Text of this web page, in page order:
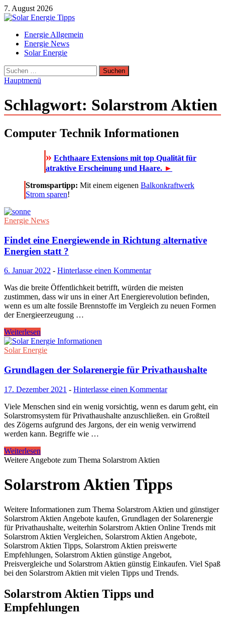
Zum
Inhalt
7. August 2026
Solar Energie Tipps
Solar Energie und Photovoltaik Informationen und Tipps
Energie Allgemein
Energie News
Solar Energie
Suchen
nach:
Hauptmenü
Schlagwort: Solarstrom Aktien
Computer Technik Informationen
» Echthaare Extensions mit top Qualität für
atraktive Erscheinung und Haare. ►
Stromspartipp: Mit einem eigenen Balkonkraftwerk
Strom sparen!
Energie News
Findet eine Energiewende in Richtung alternative
Energien statt ?
6. Januar 2022 - Hinterlasse einen Kommentar
Was die breite Öffentlichkeit betrifft, würden die meisten
zustimmen, dass wir uns in einer Art Energierevolution befinden,
wenn es um alte fossile Brennstoffe im Vergleich zu neuen Formen
der Energieerzeugung …
Weiterlesen
Solar Energie
Grundlagen der Solarenergie für Privathaushalte
17. Dezember 2021 - Hinterlasse einen Kommentar
Viele Menschen sind ein wenig vorsichtig, wenn es darum geht, ein
Solarstromsystem für Privathaushalte anzuschließen. ein Großteil
des Zögerns aufgrund des Jargons, der ein wenig verwirrend
werden kann. Begriffe wie …
Weiterlesen
Weitere Angebote zum Thema Solarstrom Aktien
Solarstrom Aktien Tipps
Weitere Informationen zum Thema Solarstrom Aktien und günstiger
Solarstrom Aktien Angebote kaufen, Grundlagen der Solarenergie
für Privathaushalte, weiterhin Solarstrom Aktien Online Trends mit
Solarstrom Aktien Vergleichen, Solarstrom Aktien Angebote,
Solarstrom Aktien Tipps, Solarstrom Aktien preiswerte
Empfehlungen, Solarstrom Aktien günstige Angebot,
Preisvergleiche und Solarstrom Aktien günstig Einkaufen. Viel Spaß
bei den Solarstrom Aktien mit vielen Tipps und Trends.
Solarstrom Aktien Tipps und
Empfehlungen